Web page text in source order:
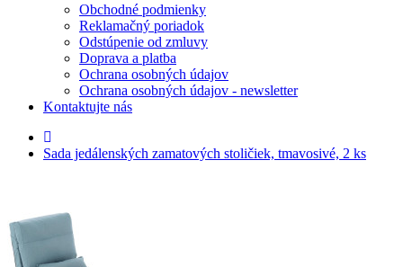
Obchodné podmienky
Reklamačný poriadok
Odstúpenie od zmluvy
Doprava a platba
Ochrana osobných údajov
Ochrana osobných údajov - newsletter
Kontaktujte nás
Sada jedálenských zamatových stoličiek, tmavosivé, 2 ks